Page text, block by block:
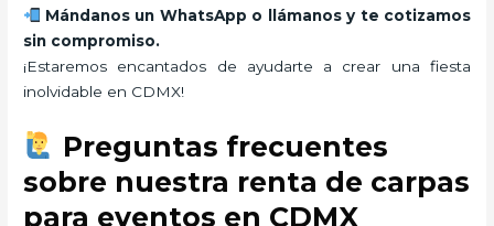
Mándanos un WhatsApp o llámanos y te cotizamos
sin compromiso.
¡Estaremos encantados de ayudarte a crear una fiesta
inolvidable en CDMX!
Preguntas frecuentes
sobre nuestra renta de carpas
para eventos en CDMX